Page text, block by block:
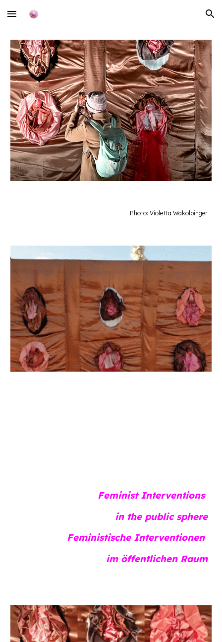
Skip to main content Skip to navigation
Photo: Violetta Wakolbinger
Feminist Interventions
in the public sphere
Feministische Interventionen
im öffentlichen Raum